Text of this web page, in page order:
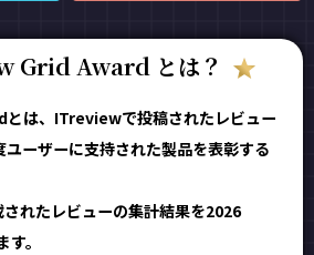
Grid Award とは？
は、ITreviewで投稿されたレビュー
ーザーに支持された製品を表彰する
れたレビューの集計結果を2026
。